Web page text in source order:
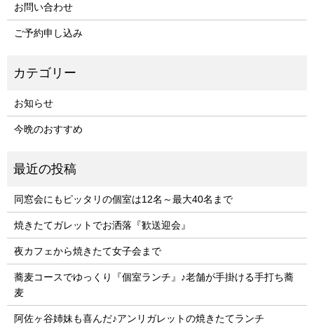
お問い合わせ
ご予約申し込み
お知らせ
今晩のおすすめ
同窓会にもピッタリの個室は12名～最大40名まで
焼きたてガレットでお洒落『歓送迎会』
夜カフェから焼きたて女子会まで
蕎麦コースでゆっくり『個室ランチ』♪老舗が手掛ける手打ち蕎
麦
阿佐ヶ谷姉妹も喜んだ♪アンリガレットの焼きたてランチ